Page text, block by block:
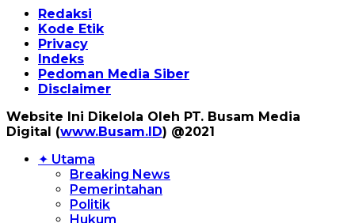
Redaksi
Kode Etik
Privacy
Indeks
Pedoman Media Siber
Disclaimer
Website Ini Dikelola Oleh PT. Busam Media
Digital (www.Busam.ID) @2021
✦ Utama
Breaking News
Pemerintahan
Politik
Hukum